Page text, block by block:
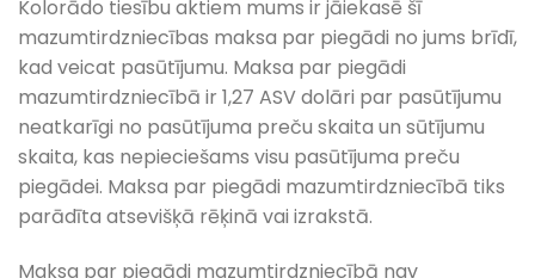
Kolorādo tiesību aktiem mums ir jāiekasē šī
mazumtirdzniecības maksa par piegādi no jums brīdī,
kad veicat pasūtījumu. Maksa par piegādi
mazumtirdzniecībā ir 1,27 ASV dolāri par pasūtījumu
neatkarīgi no pasūtījuma preču skaita un sūtījumu
skaita, kas nepieciešams visu pasūtījuma preču
piegādei. Maksa par piegādi mazumtirdzniecībā tiks
parādīta atsevišķā rēķinā vai izrakstā.
Maksa par piegādi mazumtirdzniecībā nav